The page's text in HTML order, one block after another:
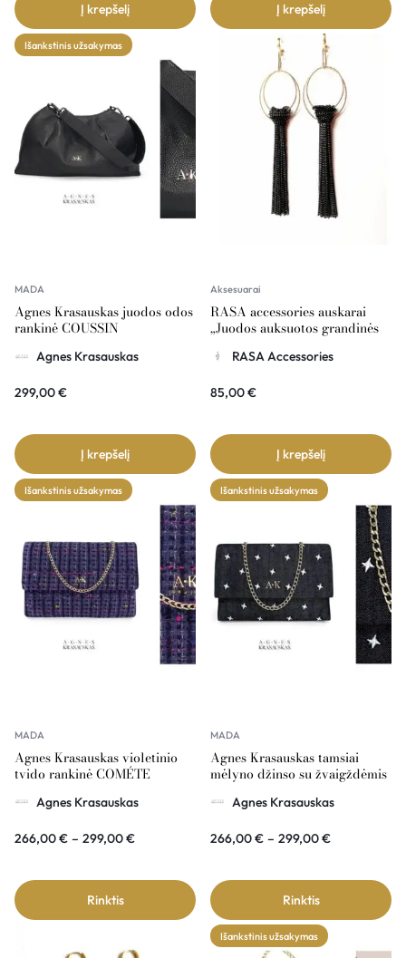
Į krepšelį Į krepšelį
Išankstinis užsakymas
MADA
Agnes Krasauskas juodos odos
rankinė COUSSIN
Agnes Krasauskas
299,00€
Į krepšelį
Aksesuarai
RASA accessories auskarai
„Juodos auksuotos grandinės
RASA Accessories
85,00€
Į krepšelį
Išankstinis užsakymas
MADA
Agnes Krasauskas violetinio
tvido rankinė COMÉTE
Agnes Krasauskas
266,00€ – 299,00€
Rinktis
Išankstinis užsakymas
MADA
Agnes Krasauskas tamsiai
mėlyno džinso su žvaigždėmis
Agnes Krasauskas
266,00€ – 299,00€
Rinktis
Išankstinis užsakymas